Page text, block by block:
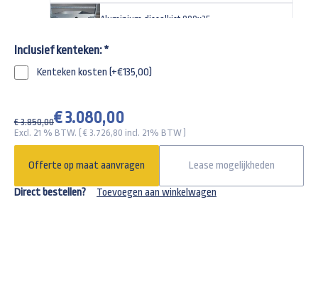
Reservewiel 185/60R12
+97,13
Universeel reservewielsteun
Inclusief kenteken:*
Kenteken kosten (+€135,00)
€ 3.850,00€ 3.080,00
Excl. 21 % BTW. ( € 3.726,80 incl. 21% BTW )
Offerte op maat aanvragen Lease mogelijkheden
Direct bestellen? Toevoegen aan winkelwagen